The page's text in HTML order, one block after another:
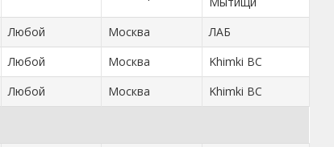
Любой Москва
ЛАБ
Любой Москва
Khimki BC
Любой Москва Khimki BC